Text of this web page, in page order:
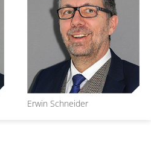
Erwin Schneider